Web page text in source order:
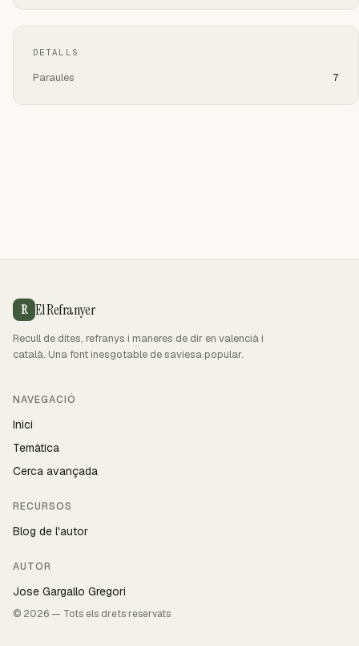
DETALLS
Paraules 7
R El Refranyer
Recull de dites, refranys i maneres de dir en valencià i
català. Una font inesgotable de saviesa popular.
NAVEGACIÓ
Inici
Temàtica
Cerca avançada
RECURSOS
Blog de l'autor
AUTOR
Jose Gargallo Gregori
© 2026 — Tots els drets reservats